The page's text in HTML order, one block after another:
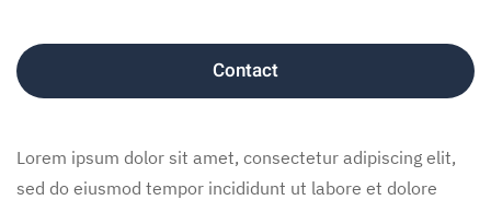
Contact
Lorem ipsum dolor sit amet, consectetur adipiscing elit,
sed do eiusmod tempor incididunt ut labore et dolore